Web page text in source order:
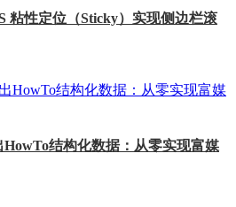
粘性定位（Sticky）实现侧边栏滚
HowTo结构化数据：从零实现富媒